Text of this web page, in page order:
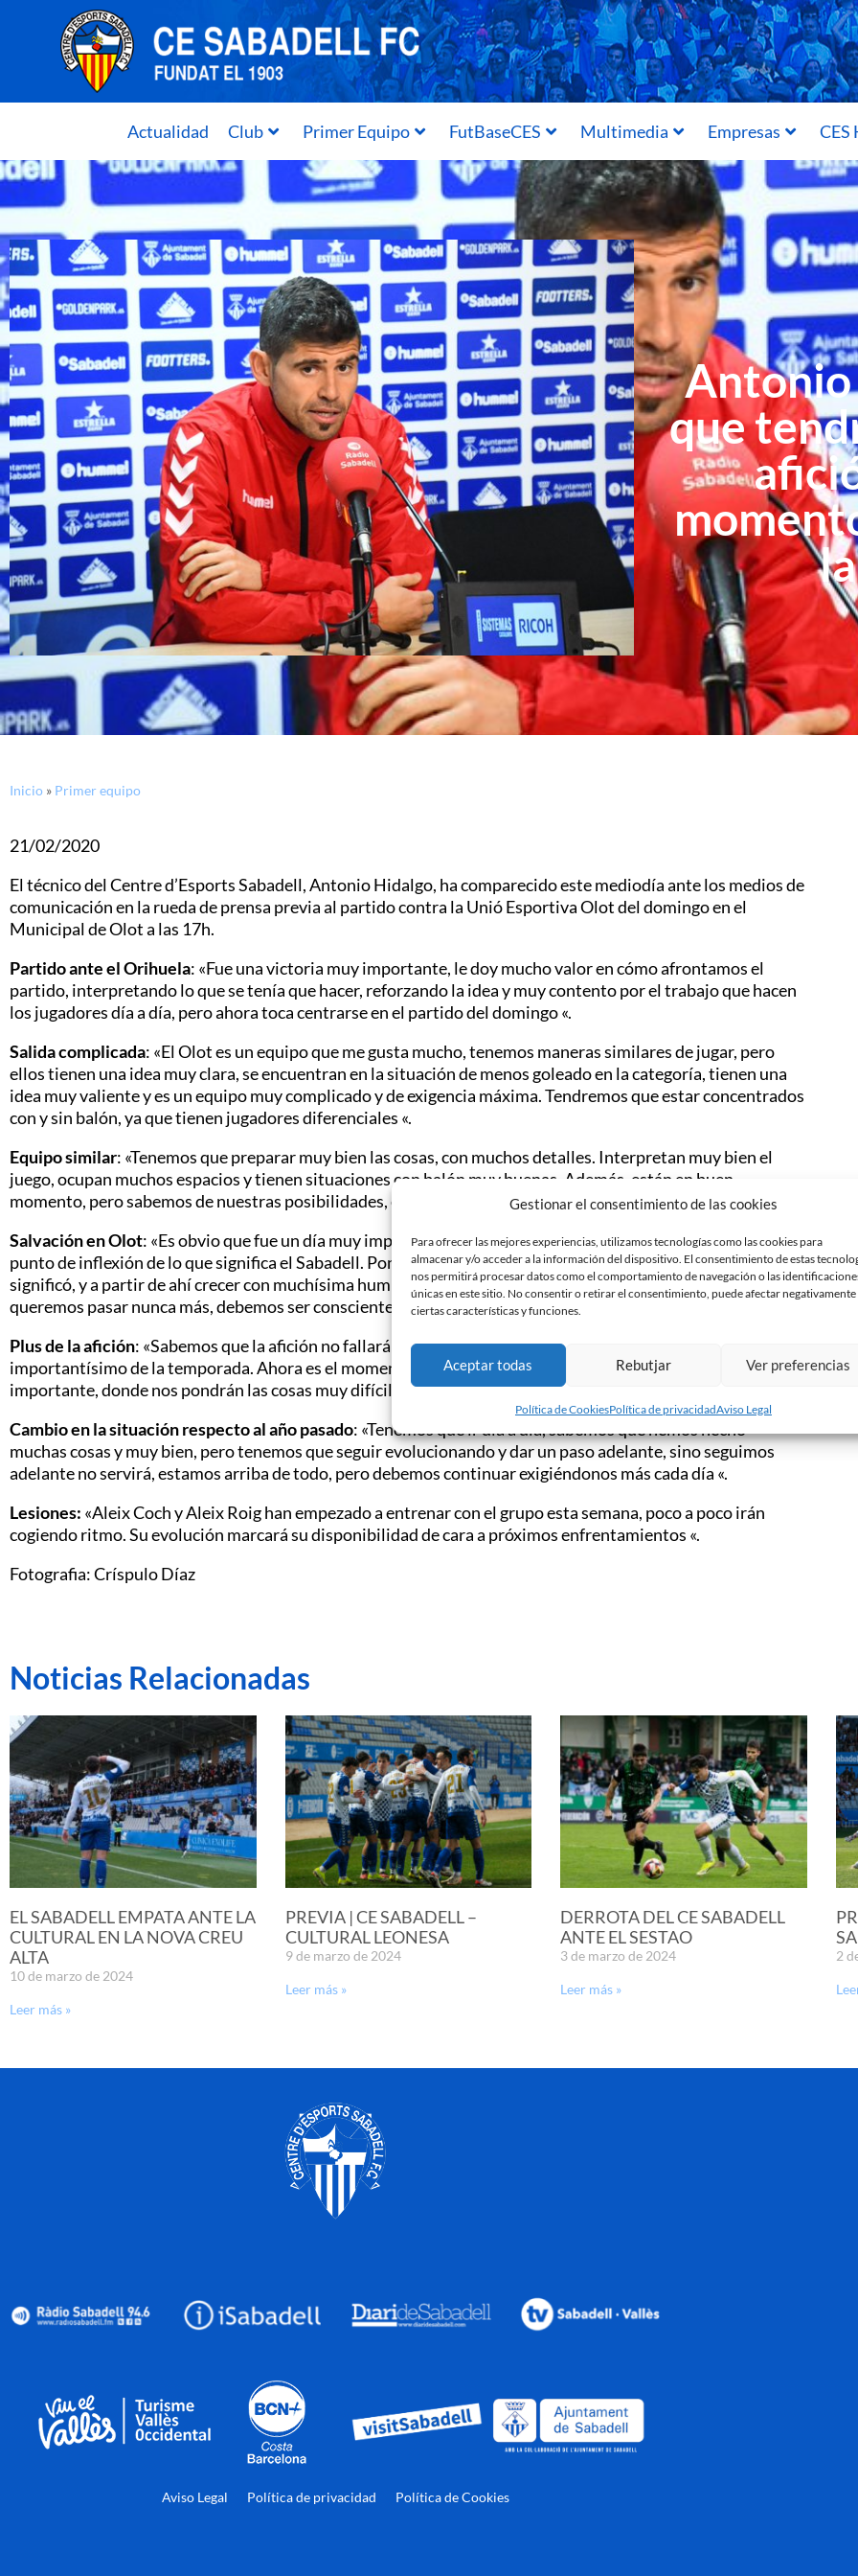
Gestionar el consentimiento de las cookies
Para ofrecer las mejores experiencias, utilizamos tecnologías como las cookies para
almacenar y/o acceder a la información del dispositivo. El consentimiento de estas
nos permitirá procesar datos como el comportamiento de navegación o las
únicas en este sitio. No consentir o retirar el consentimiento, puede afectar negativamente
ciertas características y funciones.
Aceptar todas Rebutjar Ver preferencias
Política de CookiesPolítica de privacidadAviso Legal
Actualidad Club Primer Equipo FutBaseCES Multimedia Empresas
Antonio
que
Inicio » Primer equipo
21/02/2020
El técnico del Centre d’Esports Sabadell, Antonio Hidalgo, ha comparecido este mediodía ante los medios de
comunicación en la rueda de prensa previa al partido contra la Unió Esportiva Olot del domingo en el
Municipal de Olot a las 17h.
Partido ante el Orihuela: «Fue una victoria muy importante, le doy mucho valor en cómo afrontamos el
partido, interpretando lo que se tenía que hacer, reforzando la idea y muy contento por el trabajo que hacen
los jugadores día a día, pero ahora toca centrarse en el partido del domingo «.
Salida complicada: «El Olot es un equipo que me gusta mucho, tenemos maneras similares de jugar, pero
ellos tienen una idea muy clara, se encuentran en la situación de menos goleado en la categoría, tienen una
idea muy valiente y es un equipo muy complicado y de exigencia máxima. Tendremos que estar concentrados
con y sin balón, ya que tienen jugadores diferenciales «.
Equipo similar: «Tenemos que preparar muy bien las cosas, con muchos detalles. Interpretan muy bien el
juego, ocupan muchos espacios y tienen situaciones con balón muy buenas. Además, están en buen
momento, pero sabemos de nuestras posibilidades, e iremos a por el partido desde el minuto 1 «.
Salvación en Olot: «Es obvio que fue un día muy importante para el club y afición, pero Olot debe ser un
punto de inflexión de lo que significa el Sabadell. Ponernos en la cabeza en qué situación estábamos y lo que
significó, y a partir de ahí crecer con muchísima humildad ambición y trabajo. Es una situación que no
queremos pasar nunca más, debemos ser conscientes de lo que estamos haciendo «.
Plus de la afición: «Sabemos que la afición no fallará y los sentiremos muy cerca, es un momento
importantísimo de la temporada. Ahora es el momento de estar con el equipo, el domingo es un partido muy
importante, donde nos pondrán las cosas muy difíciles, pero sabemos que la gente siempre está «.
Cambio en la situación respecto al año pasado: «Tenemos que ir día a día, sabemos que hemos hecho
muchas cosas y muy bien, pero tenemos que seguir evolucionando y dar un paso adelante, sino seguimos
adelante no servirá, estamos arriba de todo, pero debemos continuar exigiéndonos más cada día «.
Lesiones: «Aleix Coch y Aleix Roig han empezado a entrenar con el grupo esta semana, poco a poco irán
cogiendo ritmo. Su evolución marcará su disponibilidad de cara a próximos enfrentamientos «.
Fotografia: Críspulo Díaz
Noticias Relacionadas
EL SABADELL EMPATA ANTE LA
CULTURAL EN LA NOVA CREU
ALTA
10 de marzo de 2024
Leer más »
PREVIA | CE SABADELL –
CULTURAL LEONESA
9 de marzo de 2024
Leer más »
DERROTA DEL CE SABADELL
ANTE EL SESTAO
3 de marzo de 2024
Leer más »
2
Aviso Legal Política de privacidad Política de Cookies